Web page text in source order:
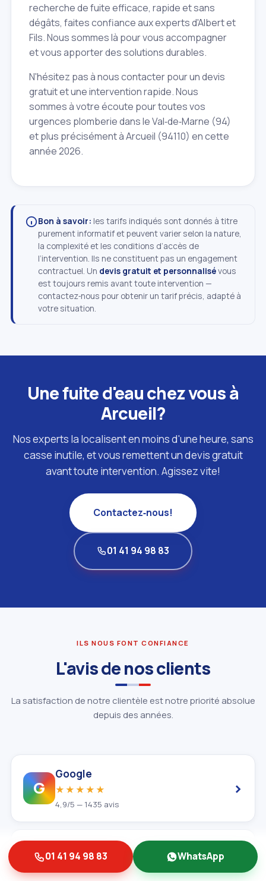
recherche de fuite efficace, rapide et sans
dégâts, faites confiance aux experts d'Albert et
Fils. Nous sommes là pour vous accompagner
et vous apporter des solutions durables.
N'hésitez pas à nous contacter pour un devis
gratuit et une intervention rapide. Nous
sommes à votre écoute pour toutes vos
urgences plomberie dans le Val‑de‑Marne (94)
et plus précisément à Arcueil (94110) en cette
année 2026.
Bon à savoir: les tarifs indiqués sont donnés à titre
purement informatif et peuvent varier selon la nature,
la complexité et les conditions d’accès de
l’intervention. Ils ne constituent pas un engagement
contractuel. Un devis gratuit et personnalisévous
est toujours remis avant toute intervention —
contactez‑nous pour obtenir un tarif précis, adapté à
votre situation.
Une fuite d'eau chez vous à
Arcueil?
Nos experts la localisent en moins d'une heure, sans
casse inutile, et vous remettent un devis gratuit
avant toute intervention. Agissez vite!
Contactez‑nous!
01 41 94 98 83
ILS NOUS FONT CONFIANCE
L'avis de nos clients
La satisfaction de notre clientèle est notre priorité absolue
depuis des années.
G
Google
★★★★★
4,9/5 — 1435 avis
›
★01 41 94 98 83 WhatsApp